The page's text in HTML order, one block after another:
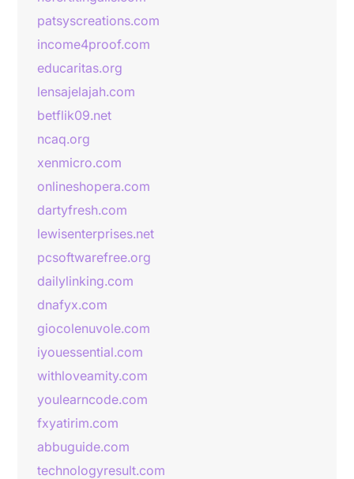
patsyscreations.com
income4proof.com
educaritas.org
lensajelajah.com
betflik09.net
ncaq.org
xenmicro.com
onlineshopera.com
dartyfresh.com
lewisenterprises.net
pcsoftwarefree.org
dailylinking.com
dnafyx.com
giocolenuvole.com
iyouessential.com
withloveamity.com
youlearncode.com
fxyatirim.com
abbuguide.com
technologyresult.com